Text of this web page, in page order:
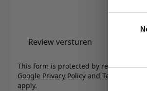
Review versturen
This form is protected by reCAPTCHA -
Google Privacy Policy and Terms of
apply.